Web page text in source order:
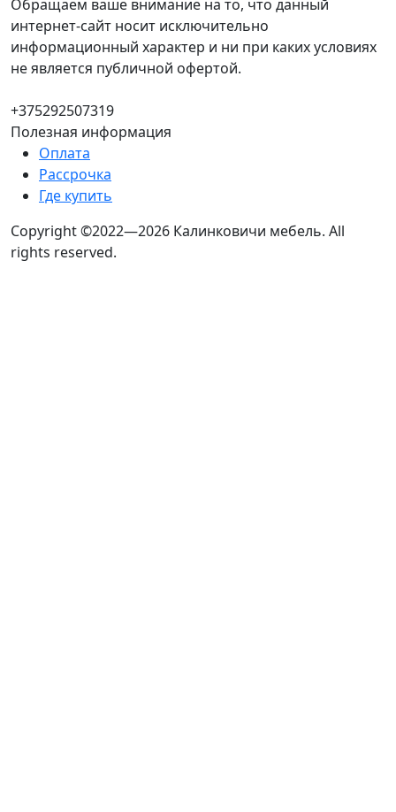
Обращаем ваше внимание на то, что данный
интернет-сайт носит исключительно
информационный характер и ни при каких условиях
не является публичной офертой.
+375292507319
Полезная информация
Оплата
Рассрочка
Где купить
Copyright ©2022—2026 Калинковичи мебель. All
rights reserved.